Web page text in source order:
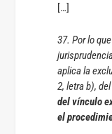
[…]
37. Por lo
aplica la
2, letra b),
del vínculo
el